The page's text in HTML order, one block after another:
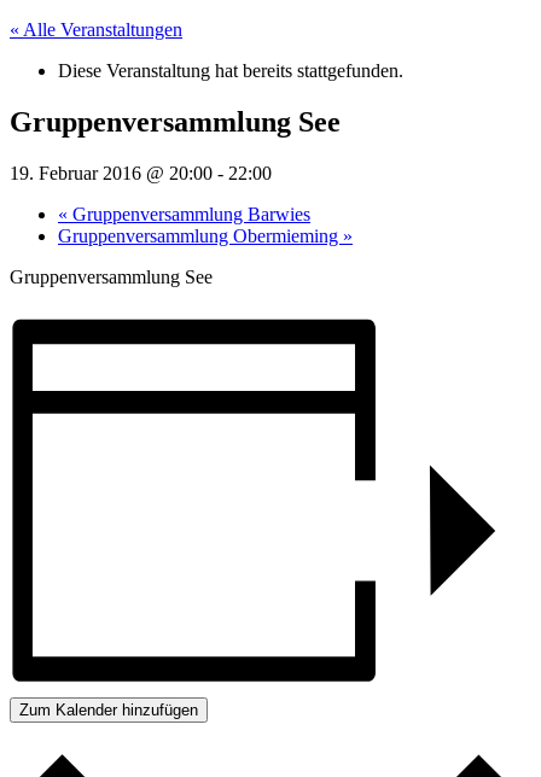
« Alle Veranstaltungen
Diese Veranstaltung hat bereits stattgefunden.
Gruppenversammlung See
19. Februar 2016 @ 20:00 - 22:00
« Gruppenversammlung Barwies
Gruppenversammlung Obermieming »
Gruppenversammlung See
Zum Kalender hinzufügen